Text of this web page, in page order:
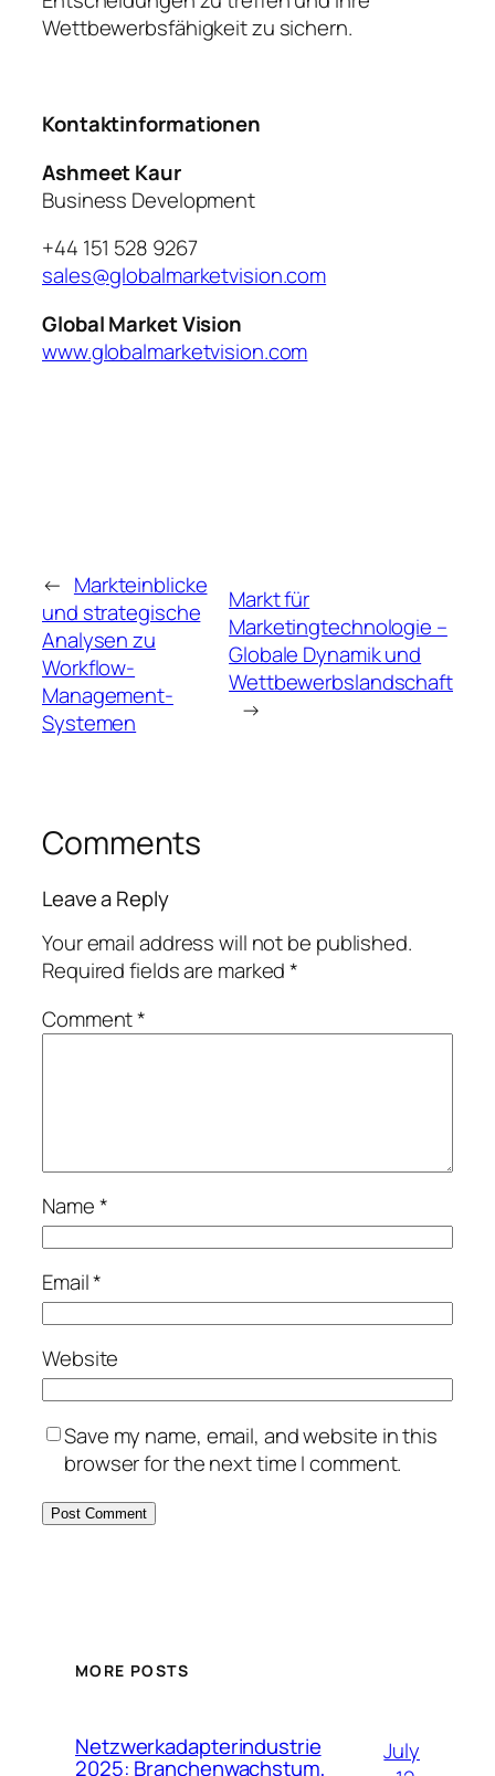
Wettbewerbsfähigkeit zu sichern.
Kontaktinformationen
Ashmeet Kaur
Business Development
+44 151 528 9267
sales@globalmarketvision.com
Global Market Vision
www.globalmarketvision.com
← Markteinblicke
und strategische
Analysen zu
Workflow-
Management-
Systemen
Markt für
Marketingtechnologie –
Globale Dynamik und
Wettbewerbslandschaft
→
Comments
Leave a Reply
Your email address will not be published.
Required fields are marked*
Comment*
Name*
Email*
Website
Save my name, email, and website in this
browser for the next time I comment.
MORE POSTS
Netzwerkadapterindustrie
2025: Branchenwachstum,
July